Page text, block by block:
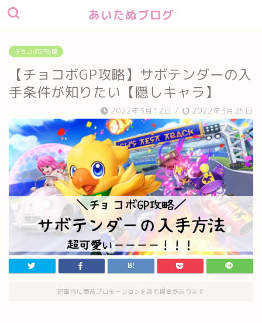
あいたぬブログ
チョコボGP攻略
【チョコボGP攻略】サボテンダーの入
手条件が知りたい【隠しキャラ】
2022年3月12日 / 2022年3月25日
記事内に商品プロモーションを含む場合があります